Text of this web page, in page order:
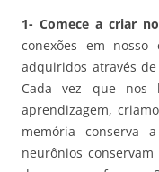
1- Comece a criar
conexões em nosso
adquiridos através
Cada vez que nos
aprendizagem,
memória conserva
neurônios conservam